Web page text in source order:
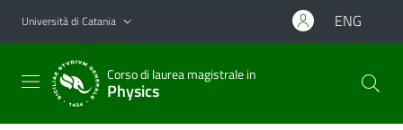
Vai al contenuto principale
Vai al menu di navigazione
Università di Catania ENG
Corso di laurea magistrale in
Physics